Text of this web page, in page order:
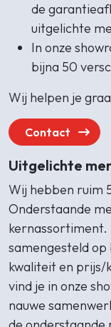
de
uitgelichte
In onze
bijna 50
Wij helpen je
Contact
Uitgelichte
Wij hebben ruim
Onderstaande
kernassortiment.
samengesteld
kwaliteit en prijs/
vind je in onze
nauwe